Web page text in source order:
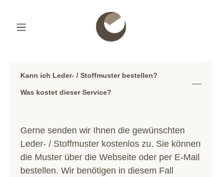
Kann ich Leder- / Stoffmuster bestellen?
Was kostet dieser Service?
Gerne senden wir Ihnen die gewünschten
Leder- / Stoffmuster kostenlos zu. Sie können
die Muster über die Webseite oder per E-Mail
bestellen. Wir benötigen in diesem Fall